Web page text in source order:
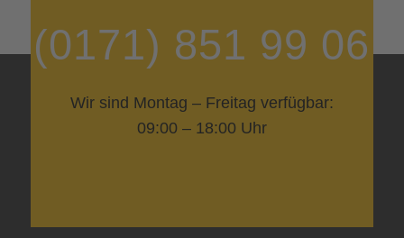
(0171) 851 99 06
Wir sind Montag – Freitag verfügbar:
09:00 – 18:00 Uhr